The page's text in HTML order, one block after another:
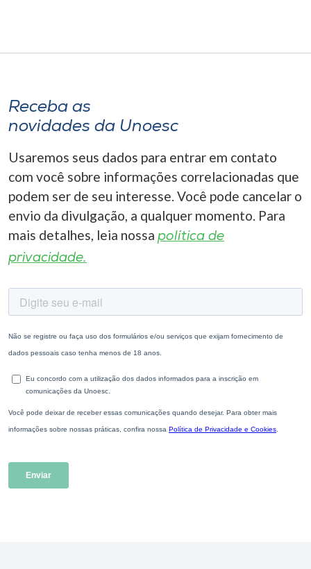
Receba as
novidades da Unoesc
Usaremos seus dados para entrar em contato
com você sobre informações correlacionadas que
podem ser de seu interesse. Você pode cancelar o
envio da divulgação, a qualquer momento. Para
mais detalhes, leia nossa política de
privacidade.